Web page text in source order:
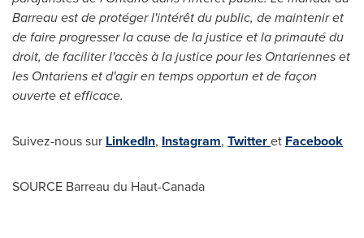
Barreau est de protéger l'intérêt du public, de maintenir et
de faire progresser la cause de la justice et la primauté du
droit, de faciliter l'accès à la justice pour les Ontariennes et
les Ontariens et d'agir en temps opportun et de façon
ouverte et efficace.
Suivez-nous sur LinkedIn, Instagram, Twitteret Facebook
SOURCE Barreau du Haut-Canada